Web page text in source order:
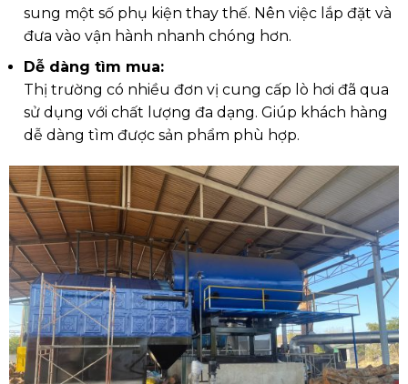
sung một số phụ kiện thay thế. Nên việc lắp đặt và
đưa vào vận hành nhanh chóng hơn.
Dễ dàng tìm mua:
Thị trường có nhiều đơn vị cung cấp lò hơi đã qua
sử dụng với chất lượng đa dạng. Giúp khách hàng
dễ dàng tìm được sản phẩm phù hợp.